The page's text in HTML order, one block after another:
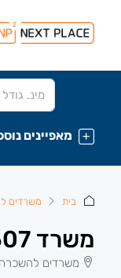
מאפיינים
בית משרדים
משרד 507 מ״ר עם מרפסת להשכרה בבית ביפר, SWITCHUP, הבורסה ר״ג
משרדים